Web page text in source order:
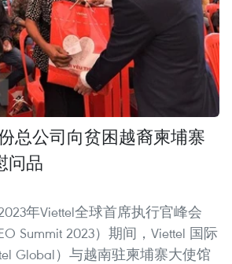
总公司向贫困越裔柬埔寨
问品
年Viettel全球首席执行官峰会
Summit 2023）期间，Viettel 国际
Global）与越南驻柬埔寨大使馆